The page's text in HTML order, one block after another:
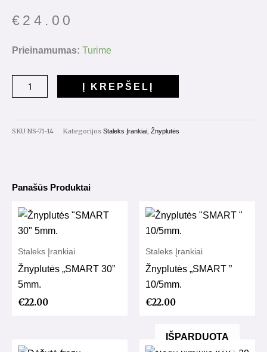
€ 24.00
Prieinamumas: Turime
produkto
"SMART"
Į KREPŠELĮ
SKU NS-71-14 Kategorijos Staleks Įrankiai, Žnyplutės
Panašūs Produktai
Staleks Įrankiai
Žnyplutės „SMART 30”
5mm.
€22.00
Staleks Įrankiai
Žnyplutės „SMART ”
10/5mm.
€22.00
IŠPARDUOTA